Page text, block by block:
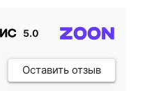
5.0
Оставить отзыв